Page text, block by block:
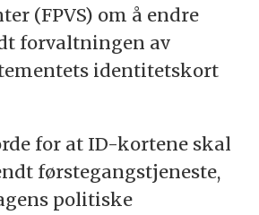
(FPVS) om å endre
forvaltningen av
identitetskort
for at ID-kortene skal
førstegangstjeneste,
politiske